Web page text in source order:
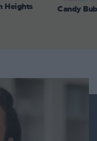
Heights Candy